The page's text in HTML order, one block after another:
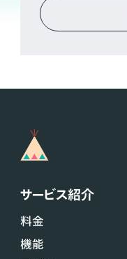
サービス紹介
料金
機能